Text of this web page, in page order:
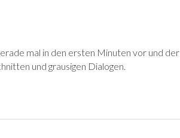
mal in den ersten Minuten vor und der
und grausigen Dialogen.